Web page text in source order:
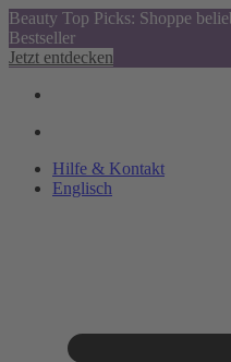
Beauty Top Picks: Shoppe
Bestseller
Jetzt entdecken
Hilfe & Kontakt
Englisch